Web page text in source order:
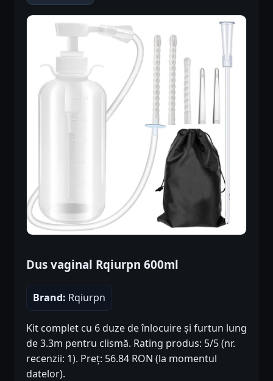
Dus vaginal Rqiurpn 600ml
Brand: Rqiurpn
Kit complet cu 6 duze de înlocuire și furtun lung
de 3.3m pentru clismă. Rating produs: 5/5 (nr.
recenzii: 1). Preț: 56.84 RON (la momentul
datelor).